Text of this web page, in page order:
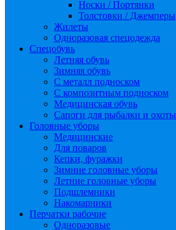
Носки / Портянки
Толстовки / Джемперы
Жилеты
Одноразовая спецодежда
Спецобувь
Летняя обувь
Зимняя обувь
С металл подноском
С композитным подноском
Медицинская обувь
Сапоги для рыбалки и охоты
Головные уборы
Медицинские
Для поваров
Кепки, фуражки
Зимние головные уборы
Летние головные уборы
Подшлемники
Накомарники
Перчатки рабочие
Одноразовые